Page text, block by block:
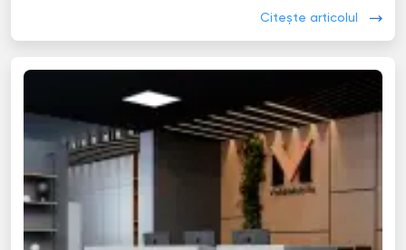
Citește articolul